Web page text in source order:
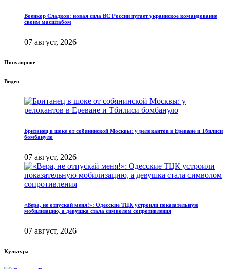
Военкор Сладков: новая сила ВС России пугает украинское командование
своим масштабом
07 август, 2026
Популярное
Видео
Британец в шоке от собянинской Москвы: у релокантов в Ереване и Тбилиси
бомбануло
07 август, 2026
«Вера, не отпускай меня!»: Одесские ТЦК устроили показательную
мобилизацию, а девушка стала символом сопротивления
07 август, 2026
Культура